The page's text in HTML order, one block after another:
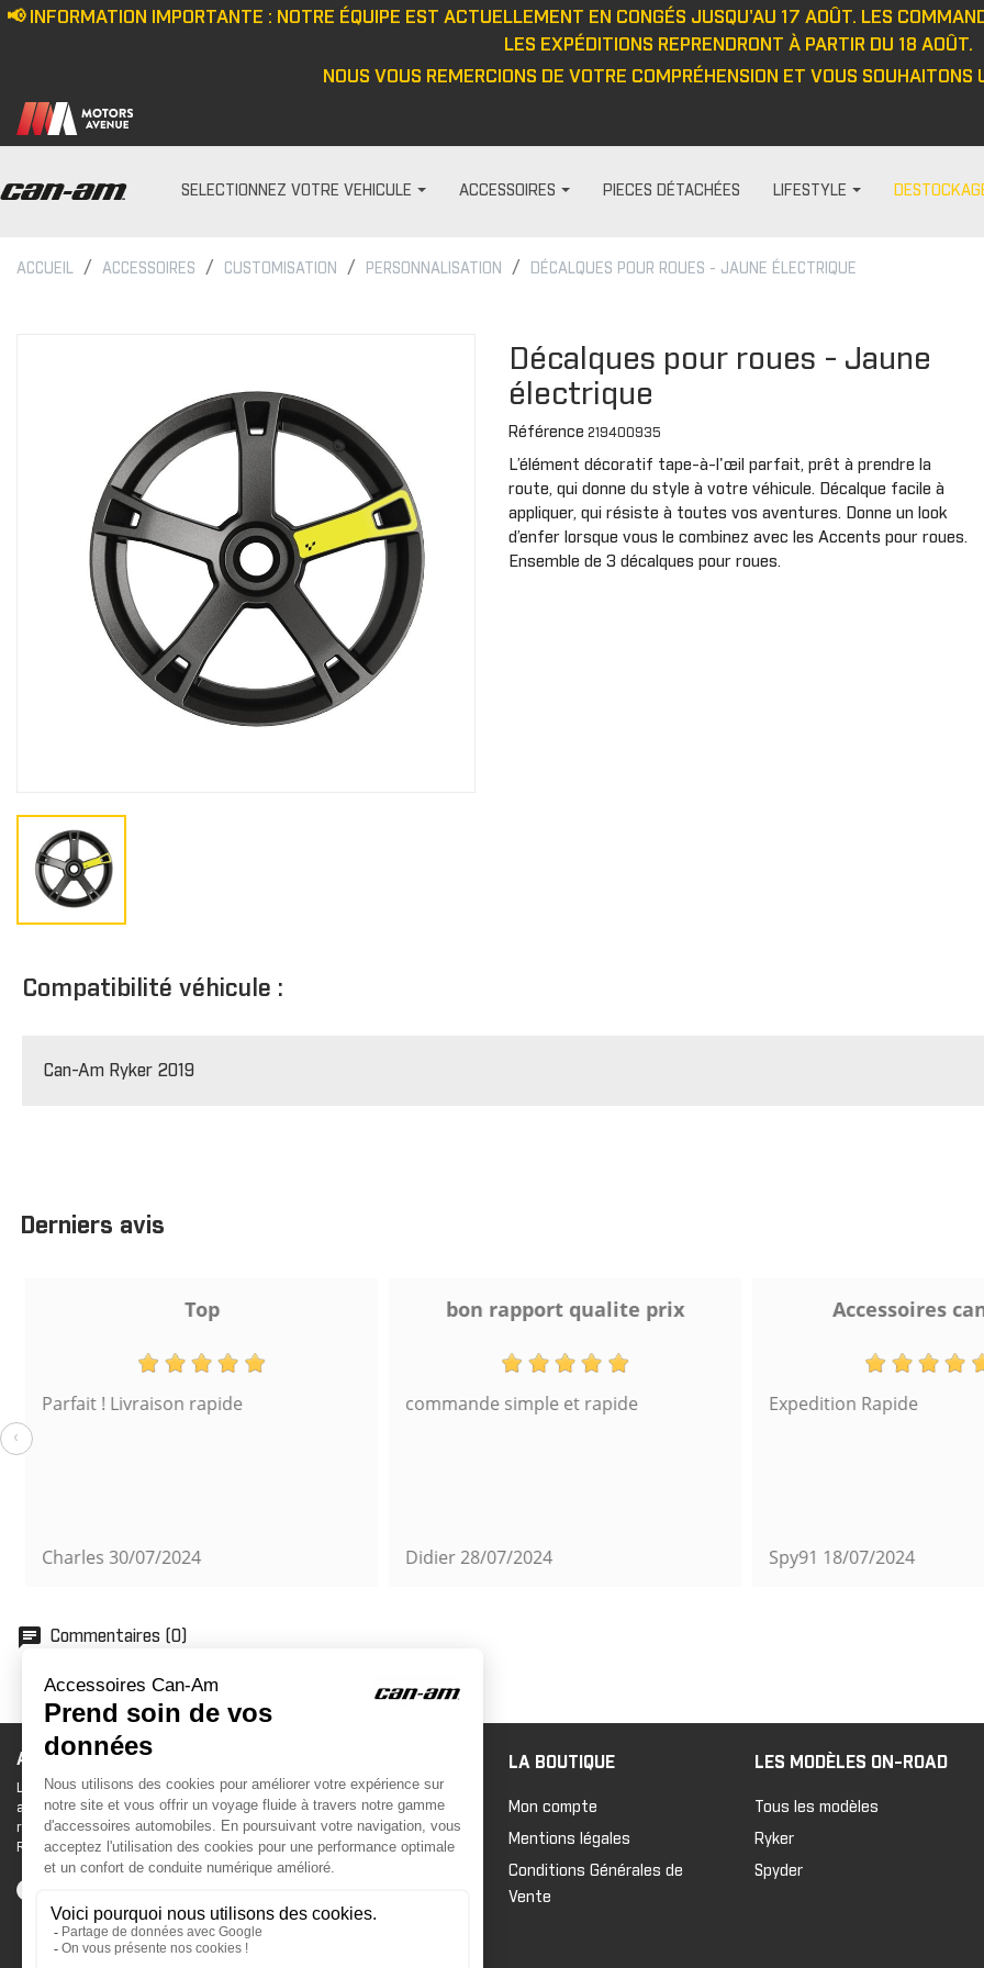
📢 INFORMATION IMPORTANTE : NOTRE ÉQUIPE EST ACTUELLEMENT EN CONGÉS JUSQU'AU 17 AOÛT. LES
LES EXPÉDITIONS REPRENDRONT À PARTIR DU 18 AOÛT.
NOUS VOUS REMERCIONS DE VOTRE COMPRÉHENSION ET VOUS
SELECTIONNEZ VOTRE VEHICULE
COMMANDER
ACCESSOIRES
Pare-brise
BÂCHES
Bâches de remisage
Bâches de remorquage
Bâches de voyage
Bâches extérieure
TOITS
Barre anti-intrusion
Tapis
Fenêtres
Cabines
AILES
Extension d'ailes
Plaques
Exo
Housse
PIECES DÉTACHÉES LIFESTYLE
Pantalon
Cagoule/tour de cou
Gants
Haut
Veste
Cagoule/tour de cou
Casquette/bonnet
Gants
Veste
Gants
Cagoule/
cou
JUNIOR
Casquette/bonnet
Cagoule/tour de cou
ACCUEIL ACCESSOIRES CUSTOMISATION PERSONNALISATION DÉCALQUES POUR ROUES - JAUNE ÉLECTRIQUE
Décalques pour roues - Jaune
électrique
Référence 219400935
L’élément décoratif tape-à-l'œil parfait, prêt à prendre la
route, qui donne du style à votre véhicule. Décalque facile à
appliquer, qui résiste à toutes vos aventures. Donne un look
d’enfer lorsque vous le combinez avec les Accents pour roues.
Ensemble de 3 décalques pour roues.
Compatibilité véhicule :
Can-Am Ryker 2019
Derniers avis
Top
Parfait ! Livraison rapide
Charles30/07/2024
bon rapport qualite prix
commande simple et rapide
Didier28/07/2024
Accessoires
Expedition Rapide
Spy91 18/07/2024
‹
chat Commentaires (0)
ACCESSOIRES CAN-AM
Le site d'accessoires Can-Am vous propose des
accessoires d'origine pour équiper votre véhicule 3
roues (On Road) ou votre véhicule tout terrain (Off
Road) .
LA BOUTIQUE
Mon compte
Mentions légales
Conditions Générales de
Vente
LES MODÈLES ON-ROAD
Tous les modèles
Ryker
Spyder